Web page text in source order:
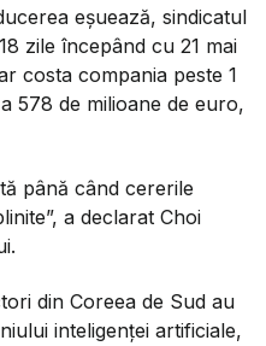
eșuează, sindicatul
zile începând cu 21 mai
costa compania peste 1
578 de milioane de euro,
până când cererile
a declarat Choi
din Coreea de Sud au
inteligenței artificiale,